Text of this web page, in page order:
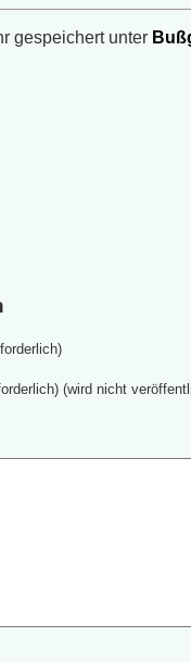
gespeichert unter
(wird nicht